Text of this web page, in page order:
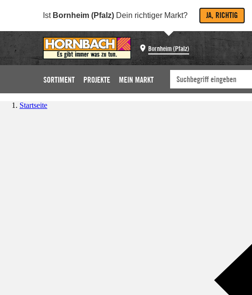
Ist Bornheim (Pfalz) Dein richtiger Markt? JA, RICHTIG
Bornheim (Pfalz)
SORTIMENT PROJEKTE MEIN MARKT
Startseite